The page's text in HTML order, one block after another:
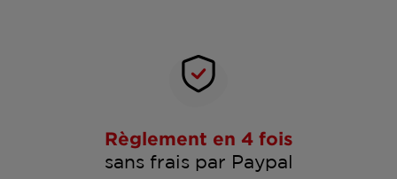
Règlement en 4 fois
sans frais par Paypal